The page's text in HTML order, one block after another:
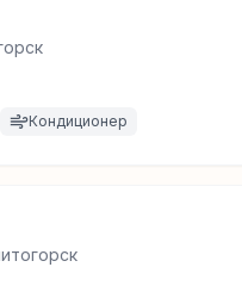
Кондиционер